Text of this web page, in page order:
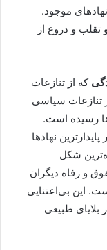
موجود.
و دروغ از
که از تنازعات
تنازعات سیاسی
رسیده است.
نهادها
شکل
و رفاه دیگران
این بی‌اعتنایی
بلایای طبیعی